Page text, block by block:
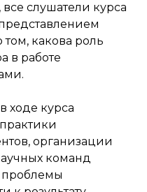
слушатели курса
какова роль
в работе
ходе курса
организации
команд